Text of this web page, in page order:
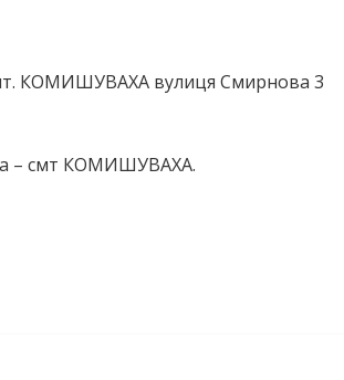
КОМИШУВАХА вулиця Смирнова 3
– смт КОМИШУВАХА.